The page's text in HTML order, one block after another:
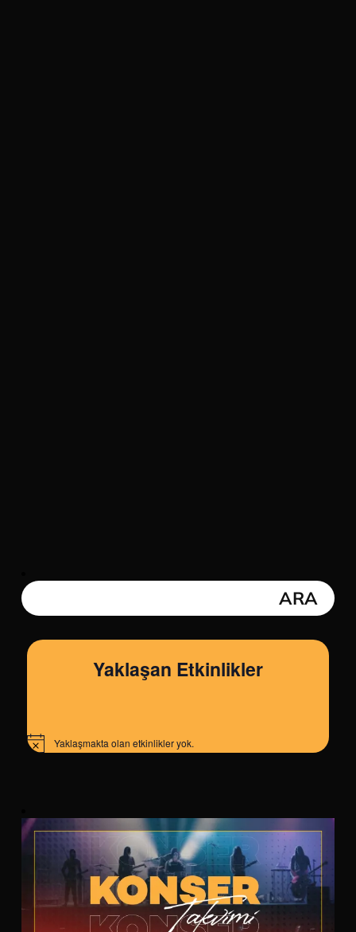
Yaklaşan Etkinlikler
Notice Yaklaşmakta olan etkinlikler yok.